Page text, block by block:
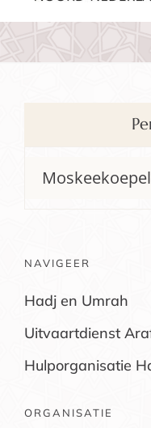
Moskeekoepels
NAVIGEER
Hadj en Umrah
Uitvaartdienst
Hulporganisatie
ORGANISATIE